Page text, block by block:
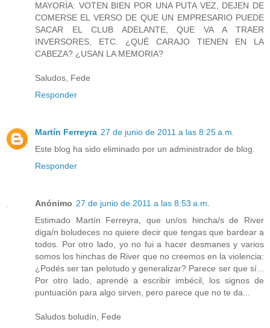
MAYORÍA: VOTEN BIEN POR UNA PUTA VEZ, DEJEN DE
COMERSE EL VERSO DE QUE UN EMPRESARIO PUEDE
SACAR EL CLUB ADELANTE, QUE VA A TRAER
INVERSORES, ETC. ¿QUÉ CARAJO TIENEN EN LA
CABEZA? ¿USAN LA MEMORIA?
Saludos, Fede
Responder
Martín Ferreyra 27 de junio de 2011 a las 8:25 a.m.
Este blog ha sido eliminado por un administrador de blog.
Responder
Anónimo 27 de junio de 2011 a las 8:53 a.m.
Estimado Martín Ferreyra, que un/os hincha/s de River
diga/n boludeces no quiere decir que tengas que bardear a
todos. Por otro lado, yo no fui a hacer desmanes y varios
somos los hinchas de River que no creemos en la violencia:
¿Podés ser tan pelotudo y generalizar? Parece ser que sí...
Por otro lado, aprendé a escribir imbécil, los signos de
puntuación para algo sirven, pero parece que no te da...
Saludos boludín, Fede